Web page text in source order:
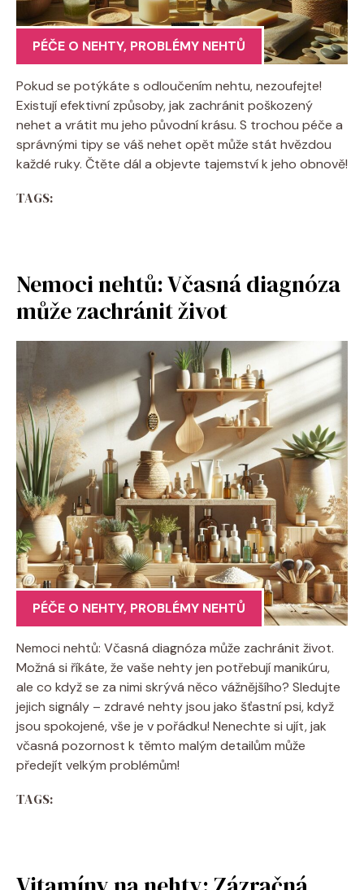
PÉČE O NEHTY, PROBLÉMY NEHTŮ
Pokud se potýkáte s odloučením nehtu, nezoufejte!
Existují efektivní způsoby, jak zachránit poškozený
nehet a vrátit mu jeho původní krásu. S trochou péče a
správnými tipy se váš nehet opět může stát hvězdou
každé ruky. Čtěte dál a objevte tajemství k jeho obnově!
TAGS:
Nemoci nehtů: Včasná diagnóza
může zachránit život
PÉČE O NEHTY, PROBLÉMY NEHTŮ
Nemoci nehtů: Včasná diagnóza může zachránit život.
Možná si říkáte, že vaše nehty jen potřebují manikúru,
ale co když se za nimi skrývá něco vážnějšího? Sledujte
jejich signály – zdravé nehty jsou jako šťastní psi, když
jsou spokojené, vše je v pořádku! Nenechte si ujít, jak
včasná pozornost k těmto malým detailům může
předejít velkým problémům!
TAGS: